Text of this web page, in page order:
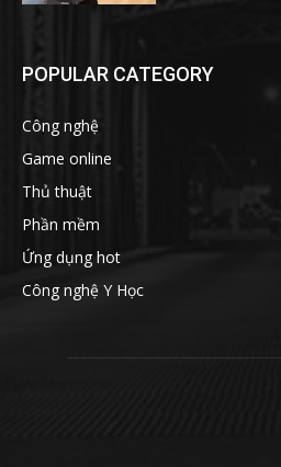
POPULAR CATEGORY
Công nghệ
Game online
Thủ thuật
Phần mềm
Ứng dụng hot
Công nghệ Y Học